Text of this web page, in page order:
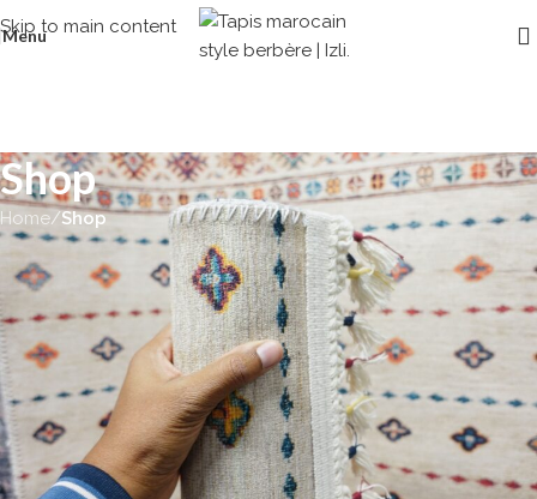
Skip to main content
Menu
Shop
Home/Shop